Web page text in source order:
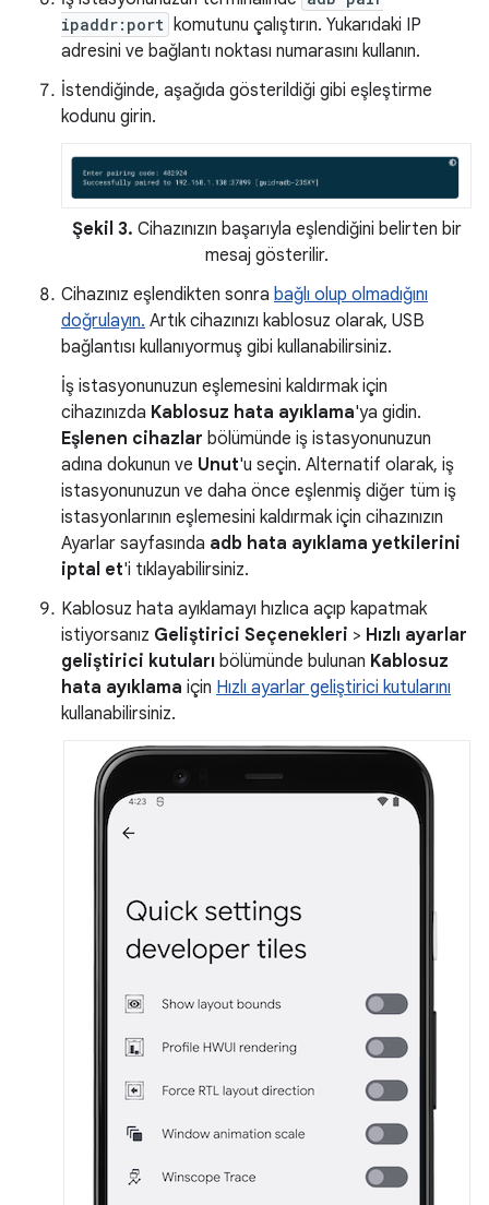
ipaddr:port komutunu çalıştırın. Yukarıdaki IP
adresini ve bağlantı noktası numarasını kullanın.
İstendiğinde, aşağıda gösterildiği gibi eşleştirme
kodunu girin.
Şekil 3. Cihazınızın başarıyla eşlendiğini belirten bir
mesaj gösterilir.
Cihazınız eşlendikten sonra bağlı olup olmadığını
doğrulayın. Artık cihazınızı kablosuz olarak, USB
bağlantısı kullanıyormuş gibi kullanabilirsiniz.
İş istasyonunuzun eşlemesini kaldırmak için
cihazınızda Kablosuz hata ayıklama'ya gidin.
Eşlenen cihazlar bölümünde iş istasyonunuzun
adına dokunun ve Unut'u seçin. Alternatif olarak, iş
istasyonunuzun ve daha önce eşlenmiş diğer tüm iş
istasyonlarının eşlemesini kaldırmak için cihazınızın
Ayarlar sayfasında adb hata ayıklama yetkilerini
iptal et'i tıklayabilirsiniz.
Kablosuz hata ayıklamayı hızlıca açıp kapatmak
istiyorsanız Geliştirici Seçenekleri > Hızlı ayarlar
geliştirici kutuları bölümünde bulunan Kablosuz
hata ayıklama için Hızlı ayarlar geliştirici kutularını
kullanabilirsiniz.